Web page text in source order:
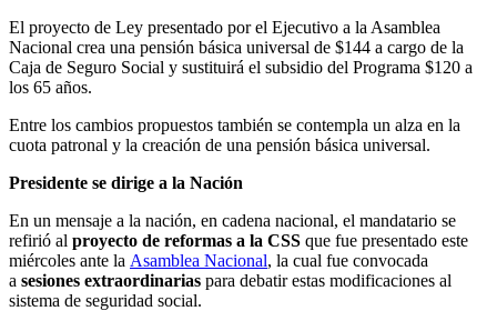
El proyecto de Ley presentado por el Ejecutivo a la Asamblea
Nacional crea una pensión básica universal de $144 a cargo de la
Caja de Seguro Social y sustituirá el subsidio del Programa $120 a
los 65 años.
Entre los cambios propuestos también se contempla un alza en la
cuota patronal y la creación de una pensión básica universal.
Presidente se dirige a la Nación
En un mensaje a la nación, en cadena nacional, el mandatario se
refirió al proyecto de reformas a la CSS que fue presentado este
miércoles ante la Asamblea Nacional, la cual fue convocada
a sesiones extraordinarias para debatir estas modificaciones al
sistema de seguridad social.